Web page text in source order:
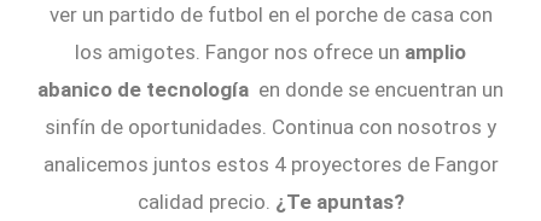
ver un partido de futbol en el porche de casa con
los amigotes. Fangor nos ofrece un amplio
abanico de tecnología en donde se encuentran un
sinfín de oportunidades. Continua con nosotros y
analicemos juntos estos 4 proyectores de Fangor
calidad precio. ¿Te apuntas?